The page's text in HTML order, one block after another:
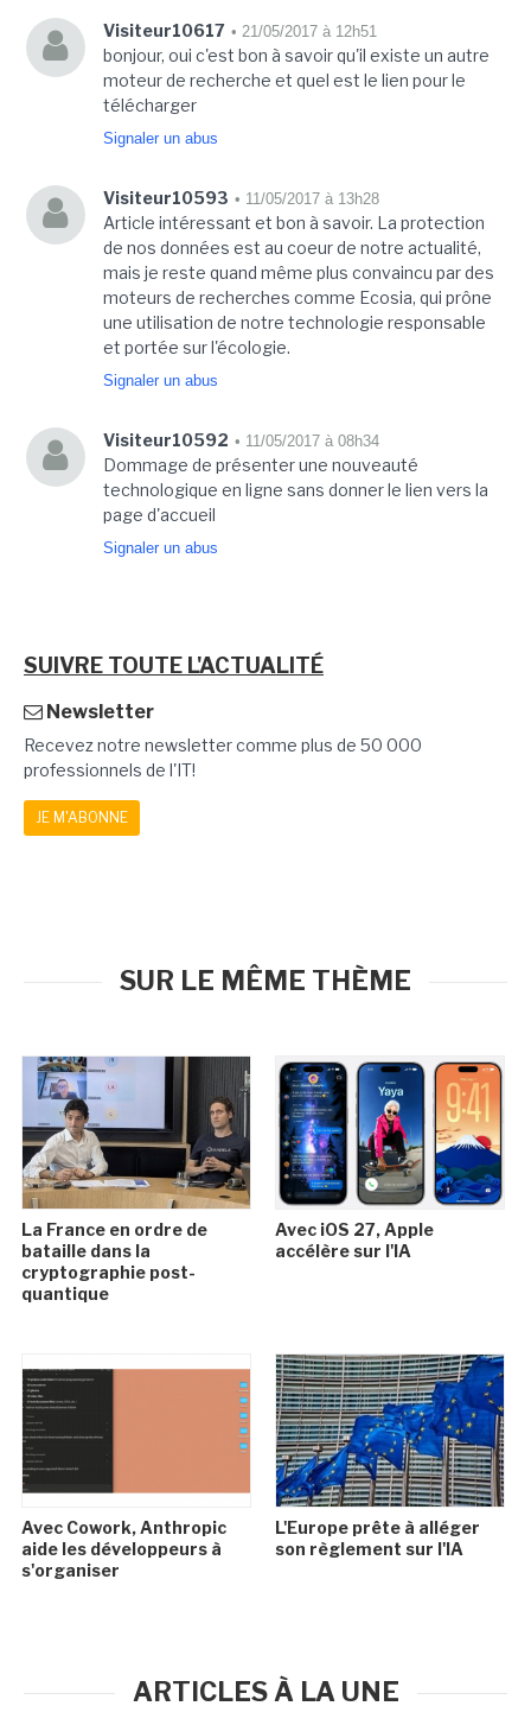
Visiteur10617 • 21/05/2017 à 12h51
bonjour, oui c'est bon à savoir qu'il existe un autre
moteur de recherche et quel est le lien pour le
télécharger
Signaler un abus
Visiteur10593 • 11/05/2017 à 13h28
Article intéressant et bon à savoir. La protection
de nos données est au coeur de notre actualité,
mais je reste quand même plus convaincu par des
moteurs de recherches comme Ecosia, qui prône
une utilisation de notre technologie responsable
et portée sur l'écologie.
Signaler un abus
Visiteur10592 • 11/05/2017 à 08h34
Dommage de présenter une nouveauté
technologique en ligne sans donner le lien vers la
page d'accueil
Signaler un abus
SUIVRE TOUTE L'ACTUALITÉ
Newsletter
Recevez notre newsletter comme plus de 50 000
professionnels de l'IT!
JE M'ABONNE
SUR LE MÊME THÈME
La France en ordre de
bataille dans la
cryptographie post-
quantique
Avec iOS 27, Apple
accélère sur l'IA
Avec Cowork, Anthropic
aide les développeurs à
s'organiser
L'Europe prête à alléger
son règlement sur l'IA
ARTICLES À LA UNE